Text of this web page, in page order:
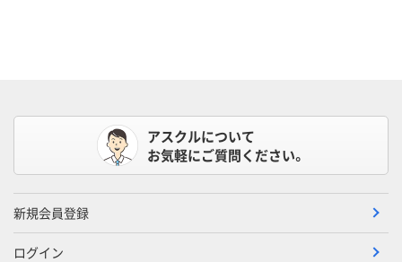
アスクルについて
お気軽にご質問ください。
新規会員登録
ログイン